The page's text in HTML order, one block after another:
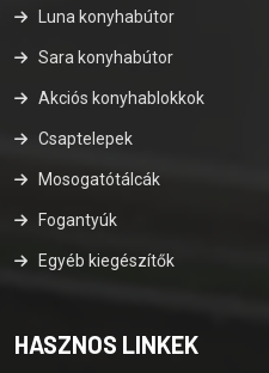
Luna konyhabútor
Sara konyhabútor
Akciós konyhablokkok
Csaptelepek
Mosogatótálcák
Fogantyúk
Egyéb kiegészítők
HASZNOS LINKEK